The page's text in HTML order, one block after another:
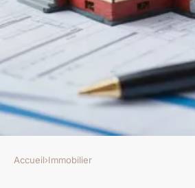
Accueil›Immobilier